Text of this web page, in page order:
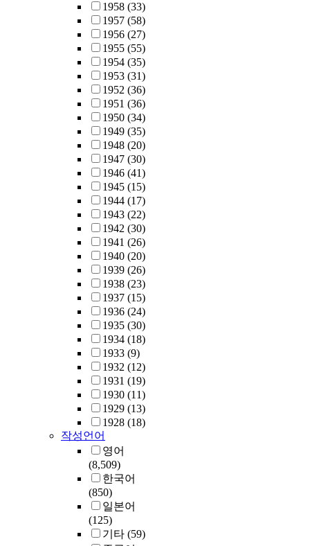
1958 (33)
1957 (58)
1956 (27)
1955 (55)
1954 (35)
1953 (31)
1952 (36)
1951 (36)
1950 (34)
1949 (35)
1948 (20)
1947 (30)
1946 (41)
1945 (15)
1944 (17)
1943 (22)
1942 (30)
1941 (26)
1940 (20)
1939 (26)
1938 (23)
1937 (15)
1936 (24)
1935 (30)
1934 (18)
1933 (9)
1932 (12)
1931 (19)
1930 (11)
1929 (13)
1928 (18)
작성언어
영어
(8,509)
한국어
(850)
일본어
(125)
기타 (59)